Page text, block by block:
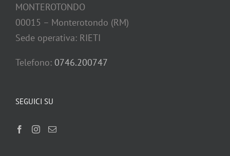
MONTEROTONDO
00015 – Monterotondo (RM)
Sede operativa: RIETI
Telefono: 0746.200747
SEGUICI SU